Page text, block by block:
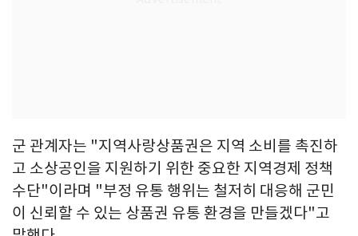
군 관계자는 "지역사랑상품권은 지역 소비를 촉진하
고 소상공인을 지원하기 위한 중요한 지역경제 정책
수단"이라며 "부정 유통 행위는 철저히 대응해 군민
이 신뢰할 수 있는 상품권 유통 환경을 만들겠다"고